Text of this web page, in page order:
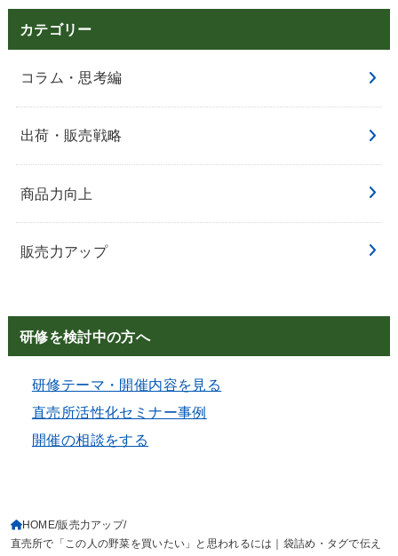
カテゴリー
コラム・思考編
出荷・販売戦略
商品力向上
販売力アップ
研修を検討中の方へ
研修テーマ・開催内容を見る
直売所活性化セミナー事例
開催の相談をする
HOME 販売力アップ
直売所で「この人の野菜を買いたい」と思われるには｜袋詰め・タグで伝え